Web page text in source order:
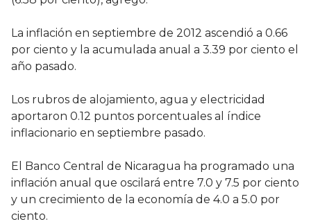
La inflación en septiembre de 2012 ascendió a 0.66
por ciento y la acumulada anual a 3.39 por ciento el
año pasado.
Los rubros de alojamiento, agua y electricidad
aportaron 0.12 puntos porcentuales al índice
inflacionario en septiembre pasado.
El Banco Central de Nicaragua ha programado una
inflación anual que oscilará entre 7.0 y 7.5 por ciento
y un crecimiento de la economía de 4.0 a 5.0 por
ciento.